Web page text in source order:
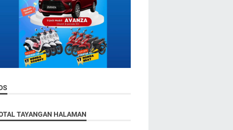
TAYANGAN HALAMAN